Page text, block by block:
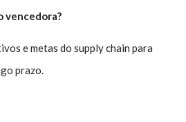
vencedora?
e metas do supply chain para
prazo.